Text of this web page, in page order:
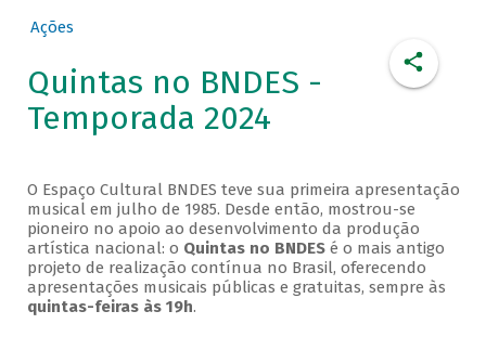
Ações
Quintas no BNDES -
Temporada 2024
O Espaço Cultural BNDES teve sua primeira apresentação
musical em julho de 1985. Desde então, mostrou-se
pioneiro no apoio ao desenvolvimento da produção
artística nacional: o Quintas no BNDESé o mais antigo
projeto de realização contínua no Brasil, oferecendo
apresentações musicais públicas e gratuitas, sempre às
quintas-feiras às 19h.